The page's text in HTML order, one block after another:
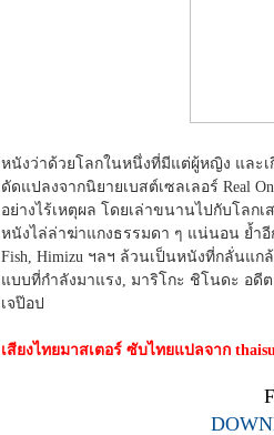
หนังว่าด้วยโลกในหนึ่งที่มีแต่ผู้หญิง และ
ดัดแปลงจากนิยายเบสต์เซลเลอร์ Real
อย่างไร้เหตุผล โดยเล่าขนานไปกับโลก
หนังไล่ล่าฆ่าแกงธรรมดา ๆ แน่นอน ย้ำอี
Fish, Himizu ฯลฯ ล้วนเป็นหนังที่กลั่นแ
แบบที่กำลังมาแรง, มาริโกะ ชิโนดะ อดี
เจป๊อป
เสียงไทยมาสเตอร์ ซับไทยแปลจาก